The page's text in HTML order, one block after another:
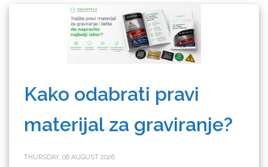
Kako odabrati pravi
materijal za graviranje?
THURSDAY, 06 AUGUST 2026